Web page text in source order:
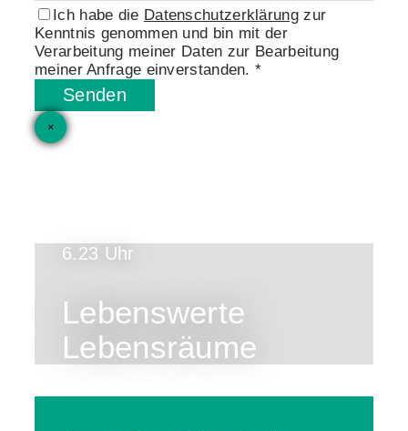
Ich habe die Datenschutzerklärungzur
Kenntnis genommen und bin mit der
Verarbeitung meiner Daten zur Bearbeitung
meiner Anfrage einverstanden. *
Senden
×
6.23 Uhr
Lebenswerte
Lebensräume